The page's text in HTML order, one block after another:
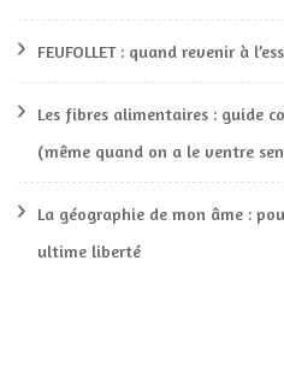
FEUFOLLET : quand revenir à
Les fibres alimentaires : guide
(même quand on a le ventre
La géographie de mon âme :
ultime liberté